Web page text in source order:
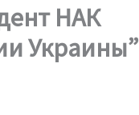
НАК
Украины”